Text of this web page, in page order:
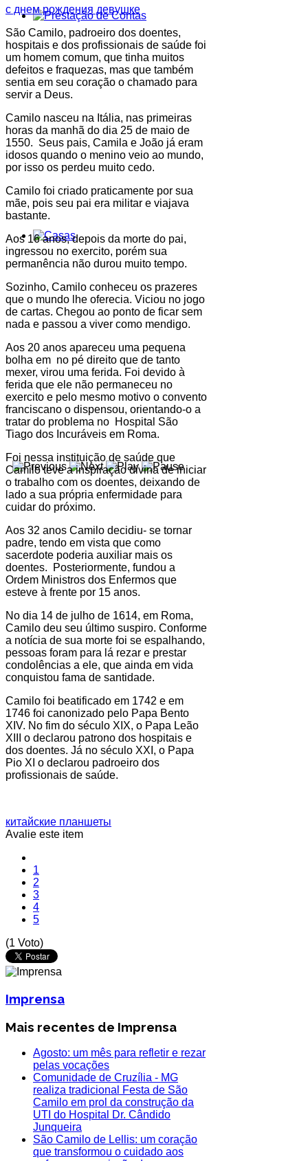
с днем рождения девушке
São Camilo, padroeiro dos doentes,
hospitais e dos profissionais de saúde foi
um homem comum, que tinha muitos
defeitos e fraquezas, mas que também
sentia em seu coração o chamado para
servir a Deus.
Camilo nasceu na Itália, nas primeiras
horas da manhã do dia 25 de maio de
1550. Seus pais, Camila e João já eram
idosos quando o menino veio ao mundo,
por isso os perdeu muito cedo.
Camilo foi criado praticamente por sua
mãe, pois seu pai era militar e viajava
bastante.
Aos 16 anos, depois da morte do pai,
ingressou no exercito, porém sua
permanência não durou muito tempo.
Sozinho, Camilo conheceu os prazeres
que o mundo lhe oferecia. Viciou no jogo
de cartas. Chegou ao ponto de ficar sem
nada e passou a viver como mendigo.
Aos 20 anos apareceu uma pequena
bolha em no pé direito que de tanto
mexer, virou uma ferida. Foi devido à
ferida que ele não permaneceu no
exercito e pelo mesmo motivo o convento
franciscano o dispensou, orientando-o a
tratar do problema no Hospital São
Tiago dos Incuráveis em Roma.
Foi nessa instituição de saúde que
Camilo teve a inspiração divina de iniciar
o trabalho com os doentes, deixando de
lado a sua própria enfermidade para
cuidar do próximo.
Aos 32 anos Camilo decidiu- se tornar
padre, tendo em vista que como
sacerdote poderia auxiliar mais os
doentes. Posteriormente, fundou a
Ordem Ministros dos Enfermos que
esteve à frente por 15 anos.
No dia 14 de julho de 1614, em Roma,
Camilo deu seu último suspiro. Conforme
a notícia de sua morte foi se espalhando,
pessoas foram para lá rezar e prestar
condolências a ele, que ainda em vida
conquistou fama de santidade.
Camilo foi beatificado em 1742 e em
1746 foi canonizado pelo Papa Bento
XIV. No fim do século XIX, o Papa Leão
XIII o declarou patrono dos hospitais e
dos doentes. Já no século XXI, o Papa
Pio XI o declarou padroeiro dos
profissionais de saúde.
китайские планшеты
Avalie este item
1
2
3
4
5
(1 Voto)
Imprensa
Mais recentes de Imprensa
Agosto: um mês para refletir e rezar
pelas vocações
Comunidade de Cruzília - MG
realiza tradicional Festa de São
Camilo em prol da construção da
UTI do Hospital Dr. Cândido
Junqueira
São Camilo de Lellis: um coração
que transformou o cuidado aos